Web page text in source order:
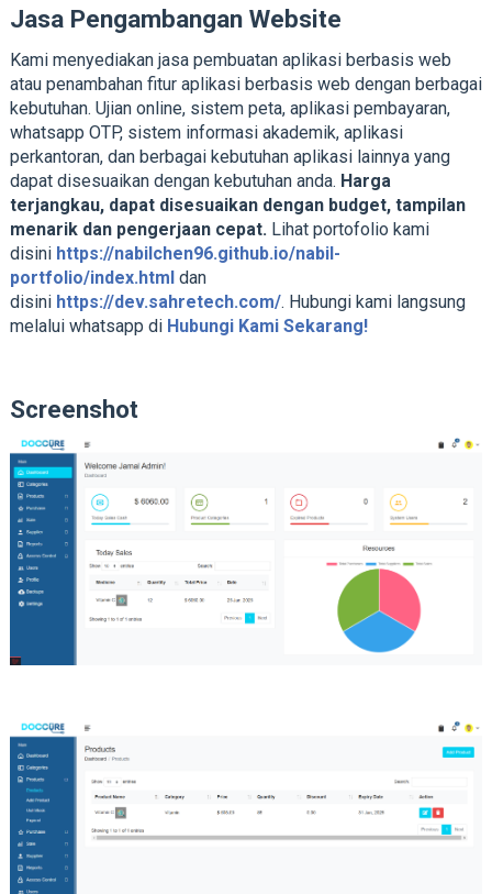
Jasa Pengambangan Website
Kami menyediakan jasa pembuatan aplikasi berbasis web
atau penambahan fitur aplikasi berbasis web dengan berbagai
kebutuhan. Ujian online, sistem peta, aplikasi pembayaran,
whatsapp OTP, sistem informasi akademik, aplikasi
perkantoran, dan berbagai kebutuhan aplikasi lainnya yang
dapat disesuaikan dengan kebutuhan anda. Harga
terjangkau, dapat disesuaikan dengan budget, tampilan
menarik dan pengerjaan cepat.Lihat portofolio kami
disini https://nabilchen96.github.io/nabil-
portfolio/index.htmldan
disini https://dev.sahretech.com/. Hubungi kami langsung
melalui whatsapp di Hubungi Kami Sekarang!
Screenshot